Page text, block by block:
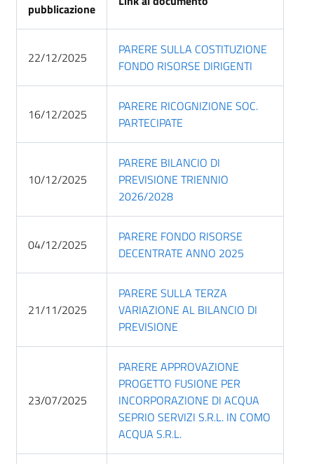
pubblicazione
22/12/2025
PARERE SULLA COSTITUZIONE
FONDO RISORSE DIRIGENTI
16/12/2025
PARERE RICOGNIZIONE SOC.
PARTECIPATE
10/12/2025
PARERE BILANCIO DI
PREVISIONE TRIENNIO
2026/2028
04/12/2025
PARERE FONDO RISORSE
DECENTRATE ANNO 2025
21/11/2025
PARERE SULLA TERZA
VARIAZIONE AL BILANCIO DI
PREVISIONE
23/07/2025
PARERE APPROVAZIONE
PROGETTO FUSIONE PER
INCORPORAZIONE DI ACQUA
SEPRIO SERVIZI S.R.L. IN COMO
ACQUA S.R.L.